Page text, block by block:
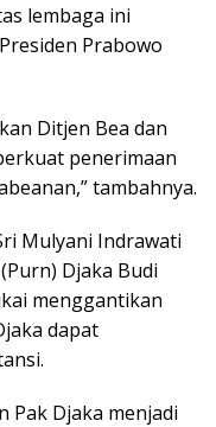
lembaga ini
Prabowo
Ditjen Bea dan
penerimaan
tambahnya.
Mulyani Indrawati
Djaka Budi
menggantikan
dapat
Pak Djaka menjadi